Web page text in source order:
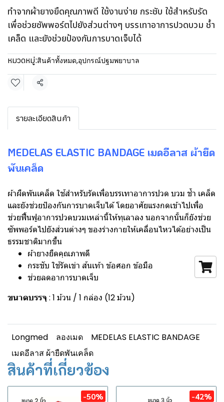
ทำจากผ้ายางยืดคุณภาพดี ใช้งานง่าย กระชับ ใช้สำหรับรัด
เพื่อช่วยซัพพอร์ตไปยังส่วนต่างๆ บรรเทาอาการปวดบวม ช้ำ
เคล็ด และยังช่วยป้องกันการบาดเจ็บได้
หมวดหมู่:สินค้าทั้งหมด,อุปกรณ์ปฐมพยาบาล
แชร์
รายละเอียดสินค้า
MEDELAS ELASTIC BANDAGE เมดอีลาส ผ้ายืด
พันเคล็ด
ผ้าผืดพันเคล็ด ใช้สำหรับรัดเพื่อบรรเทาอาการปวด บวม ช้ำ เคล็ด
และยังช่วยป้องกันการบาดเจ็บได้ โดยอาศัยแรงกดเข้าไปเพื่อ
ช่วยฟื้นฟูอาการปวดบวมเหล่านี้ให้ทุเลาลง นอกจากนั้นก็ยังช่วย
ซัพพอร์ตไปยังส่วนต่างๆ ของร่างกายให้เคลื่อนไหวได้อย่างเป็น
ธรรมชาติมากขึ้น
ผ้ายางยืดคุณภาพดี
กระชับ ใช้รัดเข่า ส้นเท้า ข้อศอก ข้อมือ
ช่วยลดอาการบาดเจ็บ
ขนาดบรรจุ : 1 ม้วน / 1 กล่อง (12 ม้วน)
Longmed ลองเมด
MEDELAS ELASTIC BANDAGE
เมดอีลาส ผ้ายืดพันเคล็ด
สินค้าที่เกี่ยวข้อง
-50% -42%